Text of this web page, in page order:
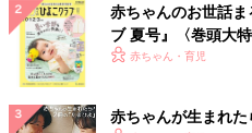
赤ちゃんのお世話
ブ 夏号』〈巻頭大
く！ おっぱい・ミ
赤ちゃん・育児
赤ちゃんが生まれた